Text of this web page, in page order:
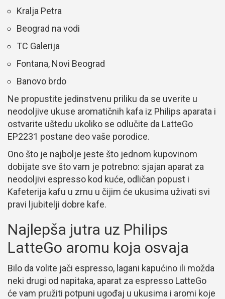
Kralja Petra
Beograd na vodi
TC Galerija
Fontana, Novi Beograd
Banovo brdo
Ne propustite jedinstvenu priliku da se uverite u
neodoljive ukuse aromatičnih kafa iz Philips aparata i
ostvarite uštedu ukoliko se odlučite da LatteGo
EP2231 postane deo vaše porodice.
Ono što je najbolje jeste što jednom kupovinom
dobijate sve što vam je potrebno: sjajan aparat za
neodoljivi espresso kod kuće, odličan popust i
Kafeterija kafu u zrnu u čijim će ukusima uživati svi
pravi ljubitelji dobre kafe.
Najlepša jutra uz Philips
LatteGo aromu koja osvaja
Bilo da volite jači espresso, lagani kapućino ili možda
neki drugi od napitaka, aparat za espresso LatteGo
će vam pružiti potpuni ugođaj u ukusima i aromi koje